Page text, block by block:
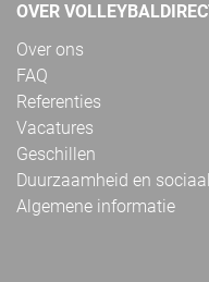
OVER
Over ons
FAQ
Referenties
Vacatures
Geschillen
Duurzaamheid en sociaal
Algemene informatie